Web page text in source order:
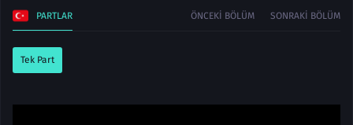
PARTLAR ÖNCEKI BÖLÜM SONRAKI BÖLÜM
Tek Part